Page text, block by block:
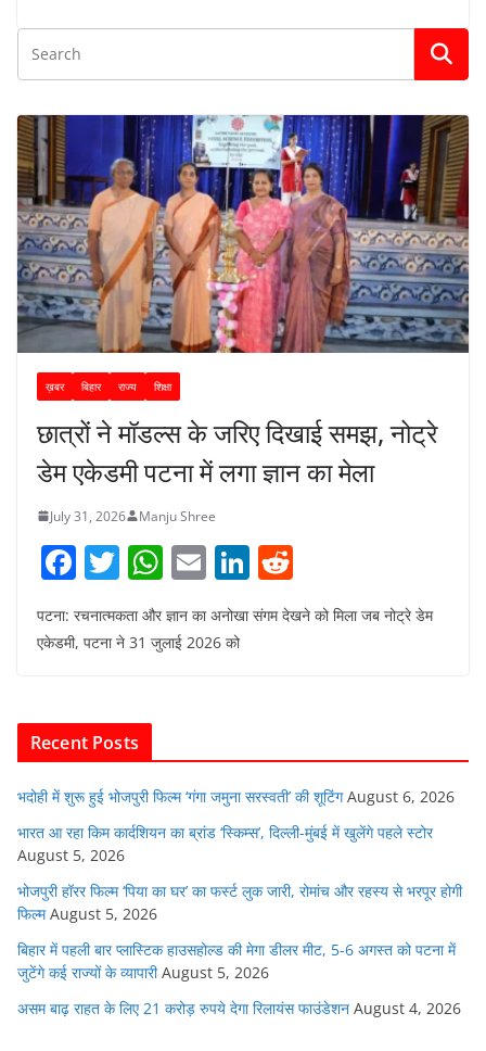
ख़बर बिहार राज्य शिक्षा
छात्रों ने मॉडल्स के जरिए दिखाई समझ, नोट्रे
डेम एकेडमी पटना में लगा ज्ञान का मेला
July 31, 2026 Manju Shree
F
a
c
e
o
o
k
T
w
itt
W
h
at
s
p
E
m
ai
Li
n
k
e
d
पटना: रचनात्मकता और ज्ञान का अनोखा संगम देखने को मिला जब नोट्रे डेम
एकेडमी, पटना ने 31 जुलाई 2026 को
Recent Posts
भदोही में शुरू हुई भोजपुरी फिल्म ‘गंगा जमुना सरस्वती’ की शूटिंग August 6, 2026
भारत आ रहा किम कार्दशियन का ब्रांड ‘स्किम्स’, दिल्ली-मुंबई में खुलेंगे पहले स्टोर
August 5, 2026
भोजपुरी हॉरर फिल्म ‘पिया का घर’ का फर्स्ट लुक जारी, रोमांच और रहस्य से भरपूर होगी
फिल्म August 5, 2026
बिहार में पहली बार प्लास्टिक हाउसहोल्ड की मेगा डीलर मीट, 5-6 अगस्त को पटना में
जुटेंगे कई राज्यों के व्यापारी August 5, 2026
असम बाढ़ राहत के लिए 21 करोड़ रुपये देगा रिलायंस फाउंडेशन August 4, 2026